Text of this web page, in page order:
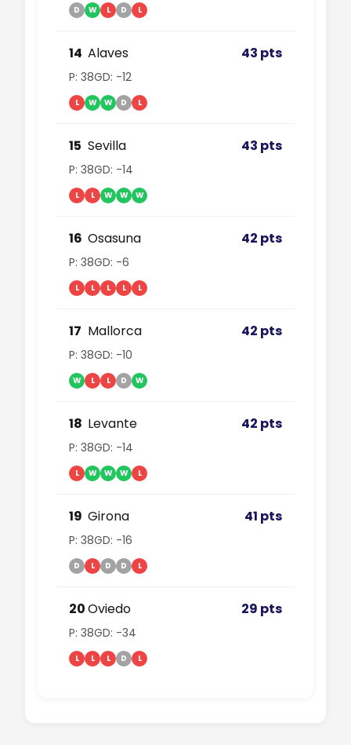
D W L D L
14 Alaves 43 pts
P: 38GD: -12
L W W D L
15 Sevilla 43 pts
P: 38GD: -14
L L W W W
16 Osasuna 42 pts
P: 38GD: -6
L L L L L
17 Mallorca 42 pts
P: 38GD: -10
W L L D W
18 Levante 42 pts
P: 38GD: -14
L W W W L
19 Girona 41 pts
P: 38GD: -16
D L D D L
20Oviedo 29 pts
P: 38GD: -34
L L L D L